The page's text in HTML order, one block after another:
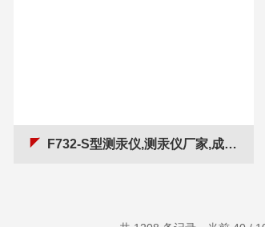
F732-S型测汞仪,测汞仪厂家,成都测汞仪